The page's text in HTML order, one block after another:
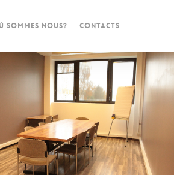
SOMMES NOUS? CONTACTS